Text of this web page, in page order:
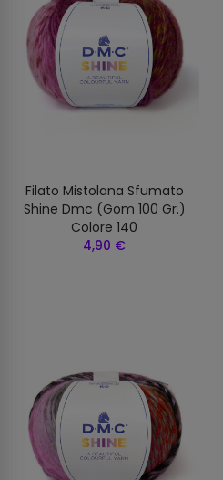
Filato Mistolana Sfumato
Shine Dmc (gom 100 Gr.)
Colore 140
4,90 €